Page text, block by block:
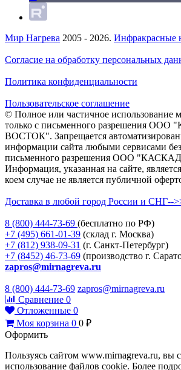
Мир Нагрева 2005 - 2026. Инфракрасные
Согласие на обработку персональных
Политика конфиденциальности
Пользовательское соглашение
© Полное или частичное использование
только с письменного разрешения
ВОСТОК". Запрещается
информации сайта любыми сервисами
письменного разрешения ООО
Информация, указанная на сайте,
коем случае не является публичной
Доставка в любой город России и СНГ--
8 (800) 444-73-69 (бесплатно по РФ)
+7 (495) 661-01-39 (склад г. Москва)
+7 (812) 938-09-31 (г. Санкт-Петербург)
+7 (8452) 46-73-69 (производство г.
zapros@mirnagreva.ru
8 (800) 444-73-69 zapros@mirnagreva.ru
Сравнение 0
Отложенные 0
Моя корзина 0 0 ₽
Оформить
Пользуясь сайтом www.mirnagreva.ru, вы
использование файлов cookie. Более